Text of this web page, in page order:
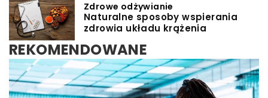
Zdrowe odżywianie
Naturalne sposoby wspierania
zdrowia układu krążenia
REKOMENDOWANE
ZDROWE ODŻYWIANIE
Redaktor Blue Whale Press/13 kwietnia 2024